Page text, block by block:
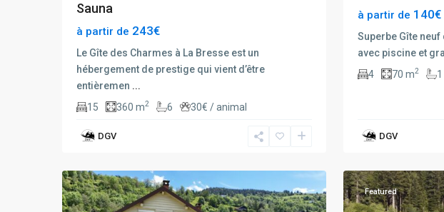
Sauna
à partir de 243€
Le Gîte des Charmes à La Bresse est un
hébergement de prestige qui vient d’être
entièremen ...
15
360 m2 6 30€ / animal
DGV
à partir de 140€
Superbe Gîte
avec piscine et
4
70 m2 1
DGV
La
Featured